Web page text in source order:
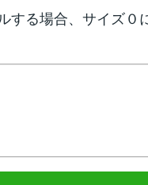
する場合、サイズ０